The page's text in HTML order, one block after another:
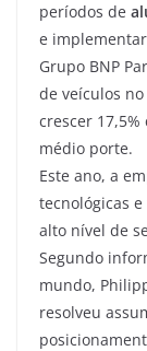
períodos de
e
Grupo BNP
de veículos
crescer
médio porte.
Este ano, a
tecnológicas
alto nível de
Segundo
mundo,
resolveu